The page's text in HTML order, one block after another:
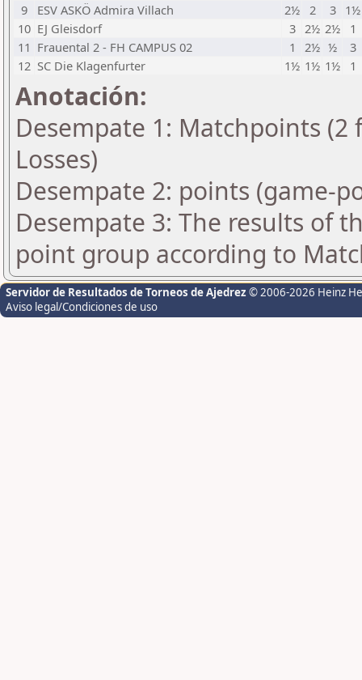
9
ESV ASKÖ Admira Villach 2½ 2 3
1½
10 EJ Gleisdorf 3 2½ 2½
1
11 Frauental 2 - FH CAMPUS 02 1 2½ ½
3
12 SC Die Klagenfurter 1½ 1½ 1½ 1
Anotación:
Desempate 1: Matchpoints
Losses)
Desempate 2: points (game-
Desempate 3: The results of
point group according to
Servidor de Resultados de Torneos de Ajedrez © 2006-2026 Heinz
Aviso legal/Condiciones de uso